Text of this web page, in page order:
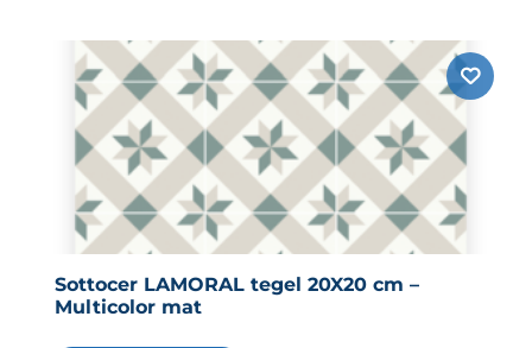
Sottocer LAMORAL tegel 20X20 cm –
Multicolor mat